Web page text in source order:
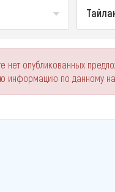
нет опубликованных
информацию по данному